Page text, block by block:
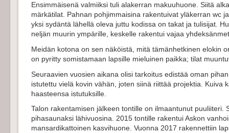
Ensimmäisenä valmiiksi tuli alakerran makuuhuone. Siitä
märkätilat. Pahnan pohjimmaisina rakentuivat yläkerran wc
yksi sydäntä lähellä oleva juttu kodissa on takat ja tulisijat.
neljän muurin ympärille, keskelle rakentui vajaa
Meidän kotona on sen näköistä, mitä tämänhetkinen elokin
on pyritty somistamaan lapsille mieluinen paikka; tilat
Seuraavien vuosien aikana olisi tarkoitus edistää oman
istutettu vielä kovin vähän, joten siinä riittää projektia. Kuiva
haasteensa istutuksille.
Talon rakentamisen jälkeen tontille on ilmaantunut puuliiteri.
pihasaunaksi lähivuosina. 2015 tontille rakentui Askon
mansardikattoinen kasvihuone. Vuonna 2017 rakennettiin